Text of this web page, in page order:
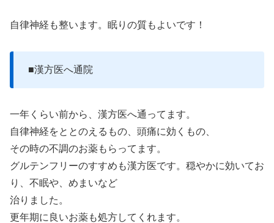
自律神経も整います。眠りの質もよいです！
■漢方医へ通院
一年くらい前から、漢方医へ通ってます。
自律神経をととのえるもの、頭痛に効くもの、
その時の不調のお薬もらってます。
グルテンフリーのすすめも漢方医です。穏やかに効いてお
り、不眠や、めまいなど
治りました。
更年期に良いお薬も処方してくれます。